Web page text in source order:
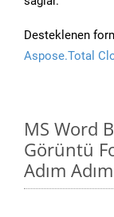
Desteklenen
Aspose.Total
MS Word
Görüntü
Adım